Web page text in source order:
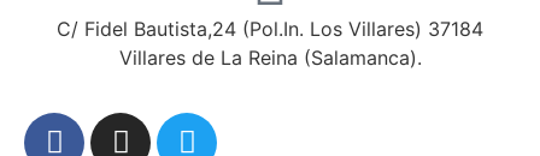
C/ Fidel Bautista,24 (Pol.In. Los Villares) 37184
Villares de La Reina (Salamanca).